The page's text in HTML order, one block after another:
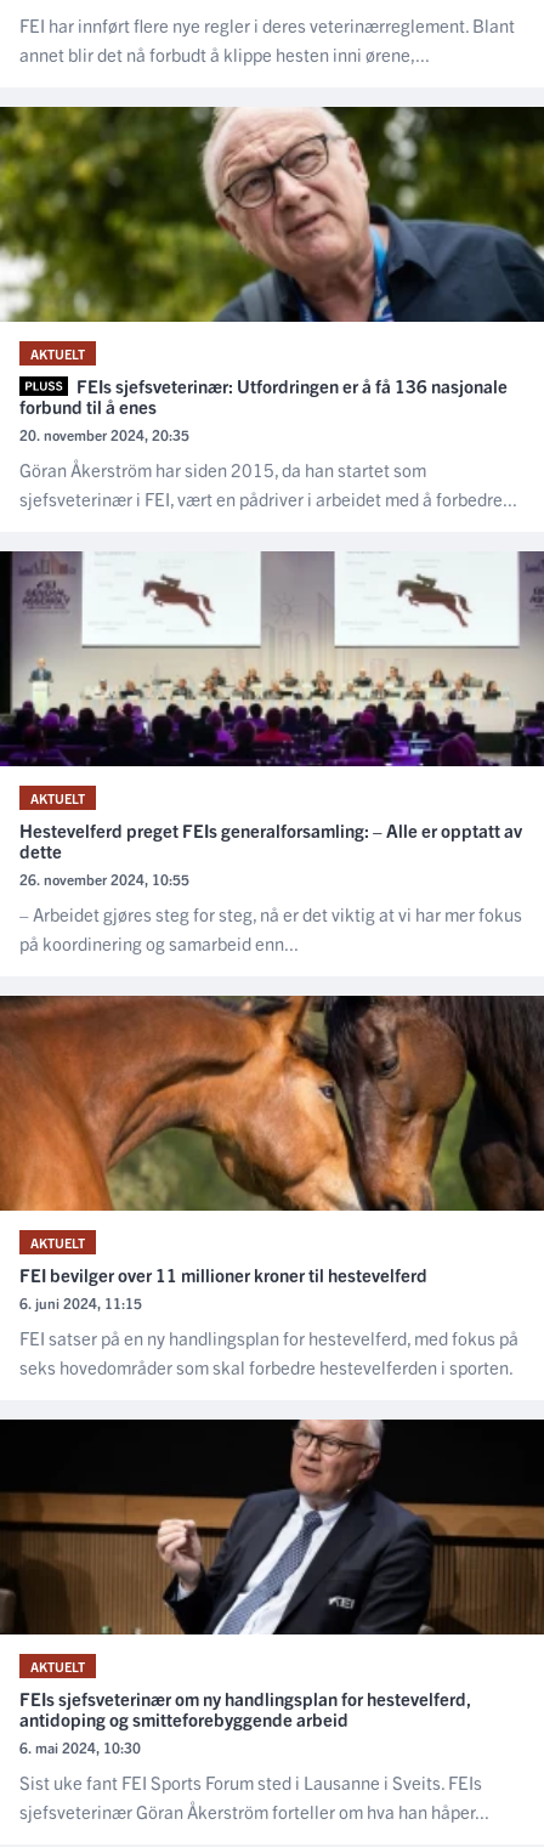
FEI har innført flere nye regler i deres veterinærreglement. Blant
annet blir det nå forbudt å klippe hesten inni ørene,...
AKTUELT
FEIs sjefsveterinær: Utfordringen er å få 136 nasjonale
forbund til å enes
20. november 2024, 20:35
Göran Åkerström har siden 2015, da han startet som
sjefsveterinær i FEI, vært en pådriver i arbeidet med å forbedre...
AKTUELT
Hestevelferd preget FEIs generalforsamling: – Alle er opptatt av
dette
26. november 2024, 10:55
– Arbeidet gjøres steg for steg, nå er det viktig at vi har mer fokus
på koordinering og samarbeid enn...
AKTUELT
FEI bevilger over 11 millioner kroner til hestevelferd
6. juni 2024, 11:15
FEI satser på en ny handlingsplan for hestevelferd, med fokus på
seks hovedområder som skal forbedre hestevelferden i sporten.
AKTUELT
FEIs sjefsveterinær om ny handlingsplan for hestevelferd,
antidoping og smitteforebyggende arbeid
6. mai 2024, 10:30
Sist uke fant FEI Sports Forum sted i Lausanne i Sveits. FEIs
sjefsveterinær Göran Åkerström forteller om hva han håper...